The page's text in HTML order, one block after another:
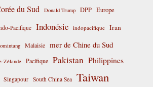
du Sud Donald Trump DPP Europe
Pacifique Indonésie indopacifique Iran
Malaisie mer de Chine du Sud
Zélande Pacifique Pakistan Philippines
Singapour South China Sea Taiwan